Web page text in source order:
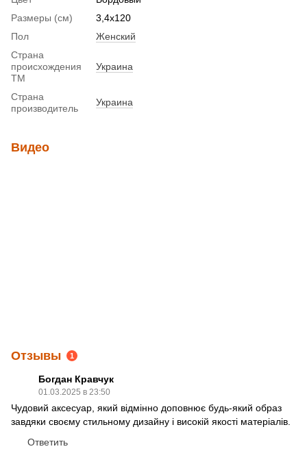
Размеры (см)
3,4х120
Пол
Женский
Страна
происхождения
ТМ
Украина
Страна
производитель
Украина
Видео
Отзывы 1
Богдан Кравчук
01.03.2025 в 23:50
Чудовий аксесуар, який відмінно доповнює будь-який образ
завдяки своєму стильному дизайну і високій якості матеріалів.
Ответить